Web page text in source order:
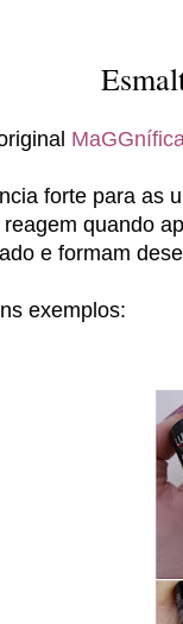
forte para as
quando
e formam
exemplos: